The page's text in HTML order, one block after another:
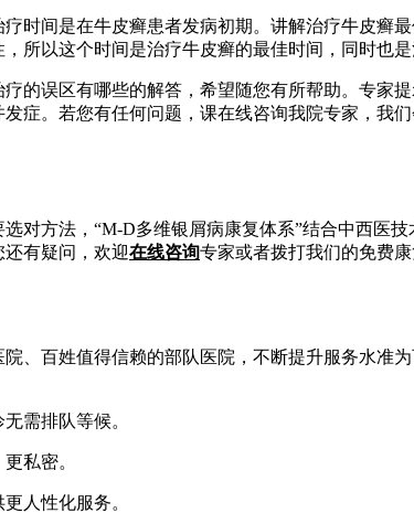
间是在牛皮癣患者发病初期。讲解治疗牛皮癣
所以这个时间是治疗牛皮癣的最佳时间，同时也是
误区有哪些的解答，希望随您有所帮助。专家
症。若您有任何问题，课在线咨询我院专家，我们
对方法，“M-D多维银屑病康复体系”结合中西医
有疑问，欢迎在线咨询专家或者拨打我们的免费康
百姓值得信赖的部队医院，不断提升服务水准
需排队等候。
私密。
人性化服务。